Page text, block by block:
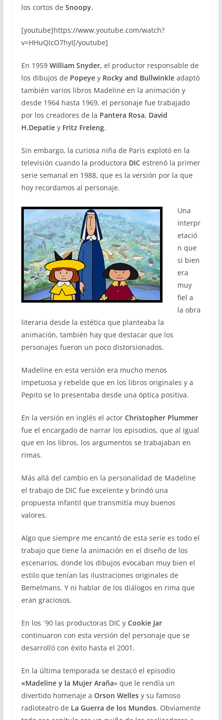
los cortos de Snoopy.
[youtube]https://www.youtube.com/watch?
v=HHuQlcO7hyI[/youtube]
En 1959 William Snyder, el productor responsable de
los dibujos de PopeyeyRocky and Bullwinkleadaptó
también varios libros Madeline en la animación y
desde 1964 hasta 1969, el personaje fue trabajado
por los creadores de la Pantera Rosa, David
H.Depatiey Fritz Freleng.
Sin embargo, la curiosa niña de Paris explotó en la
televisión cuando la productora DICestrenó la primer
serie semanal en 1988, que es la versión por la que
hoy recordamos al personaje.
Una
interpr
etació
n que
si bien
era
muy
fiel a
la obra
literaria desde la estética que planteaba la
animación, también hay que destacar que los
personajes fueron un poco distorsionados.
Madeline en esta versión era mucho menos
impetuosa y rebelde que en los libros originales y a
Pepito se lo presentaba desde una óptica positiva.
En la versión en inglés el actorChristopher Plummer
fue el encargado de narrar los episodios, que al igual
que en los libros, los argumentos se trabajaban en
rimas.
Más allá del cambio en la personalidad de Madeline
el trabajo de DIC fue excelente y brindó una
propuesta infantil que transmitía muy buenos
valores.
Algo que siempre me encantó de esta serie es todo el
trabajo que tiene la animación en el diseño de los
escenarios, donde los dibujos evocaban muy bien el
estilo que tenían las ilustraciones originales de
Bemelmans. Y ni hablar de los diálogos en rima que
eran graciosos.
En los ´90 las productoras DIC yCookie Jar
continuaron con esta versión del personaje que se
desarrolló con éxito hasta el 2001.
En la última temporada se destacó el episodio
«Madeline y la Mujer Araña» que le rendía un
divertido homenaje a Orson Wellesy su famoso
radioteatro de La Guerra de los Mundos. Obviamente